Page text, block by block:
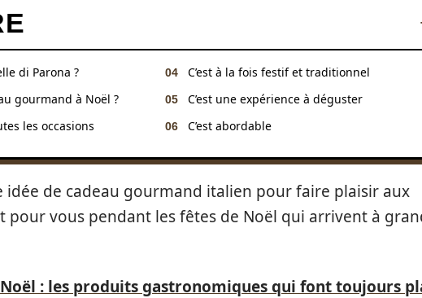
di Parona ?
gourmand à Noël ?
les occasions
C’est à la fois festif et traditionnel
C’est une expérience à déguster
C’est abordable
idée de cadeau gourmand italien pour faire plaisir aux
pour vous pendant les fêtes de Noël qui arrivent à
Noël : les produits gastronomiques qui font toujours